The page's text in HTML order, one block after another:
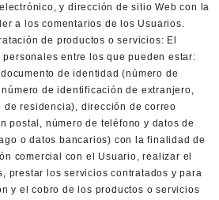
y dirección de sitio Web con la
a los comentarios de los Usuarios.
de productos o servicios: El
entre los que pueden estar:
de identidad (número de
de identificación de extranjero,
de residencia), dirección de correo
postal, número de teléfono y datos de
o datos bancarios) con la finalidad de
comercial con el Usuario, realizar el
prestar los servicios contratados y para
y el cobro de los productos o servicios